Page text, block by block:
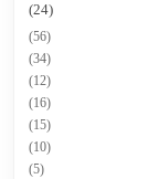
(24)
(56)
(34)
(12)
(16)
(15)
(10)
(5)